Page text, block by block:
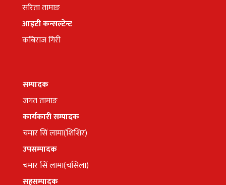
सरिता तामाङ
आइटी कन्सल्टेन्ट
कबिराज गिरी
सम्पादक
जगत तामाङ
कार्यकारी सम्पादक
चमार सिं लामा(शिशिर)
उपसम्पादक
चमार सिं लामा(चसिला)
सहसम्पादक